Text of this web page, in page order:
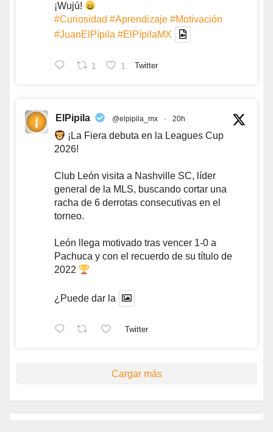
¡Wujú!
#Curiosidad #Aprendizaje #Motivación
#JuanElPípila #ElPípilaMX
1 1 Twitter
ElPipila @elpipila_mx · 20h
¡La Fiera debuta en la Leagues Cup
2026!
Club León visita a Nashville SC, líder
general de la MLS, buscando cortar una
racha de 6 derrotas consecutivas en el
torneo.
León llega motivado tras vencer 1-0 a
Pachuca y con el recuerdo de su título de
2022
¿Puede dar la
Twitter
Cargar más